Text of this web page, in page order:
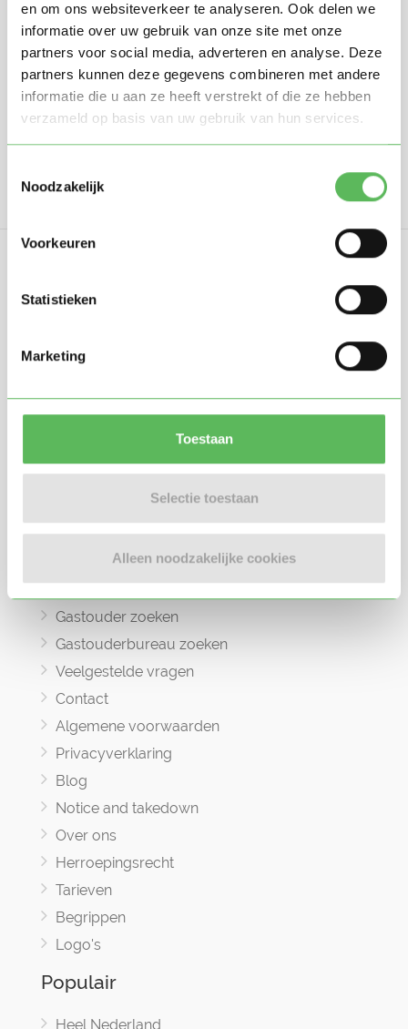
en om ons websiteverkeer te analyseren. Ook delen we
informatie over uw gebruik van onze site met onze
partners voor social media, adverteren en analyse. Deze
partners kunnen deze gegevens combineren met andere
informatie die u aan ze heeft verstrekt of die ze hebben
verzameld op basis van uw gebruik van hun services.
Noodzakelijk
Voorkeuren
Statistieken
Marketing
Toestaan
Selectie toestaan
Alleen noodzakelijke cookies
Stuur mij nieuwe profielen in mijn omgeving per
e-mail
Door te registreren ga je akkoord met deAlgemene
voorwaardenvan Oppasland.
Gratis aanmelden
in 2017, bedoeld om ouders, oppassers en
brengen.
Informatie
Oppas zoeken
Gastouder zoeken
Gastouderbureau zoeken
Veelgestelde vragen
Contact
Algemene voorwaarden
Privacyverklaring
Blog
Notice and takedown
Over ons
Herroepingsrecht
Tarieven
Begrippen
Logo's
Populair
Heel Nederland